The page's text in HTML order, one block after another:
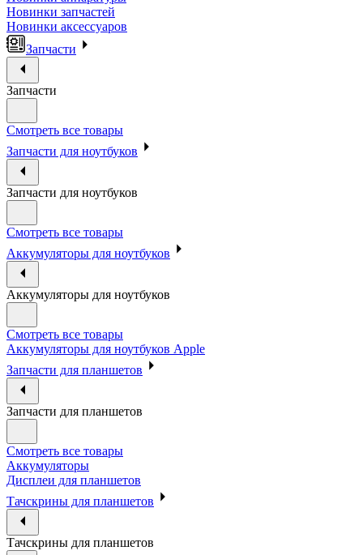
Новинки запчастей
Новинки аксессуаров
Запчасти
Запчасти
Смотреть все товары
Запчасти для ноутбуков
Запчасти для ноутбуков
Смотреть все товары
Аккумуляторы для ноутбуков
Аккумуляторы для ноутбуков
Смотреть все товары
Аккумуляторы для ноутбуков Apple
Запчасти для планшетов
Запчасти для планшетов
Смотреть все товары
Аккумуляторы
Дисплеи для планшетов
Тачскрины для планшетов
Тачскрины для планшетов